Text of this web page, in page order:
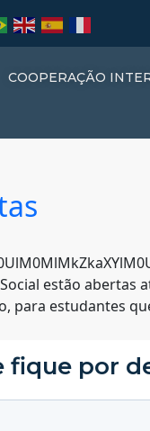
COOPERAÇÃO
estão abertas
para estudantes
fique por